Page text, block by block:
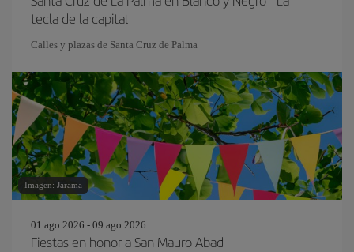
tecla de la capital
Calles y plazas de Santa Cruz de Palma
Imagen: Jarama
01 ago 2026 - 09 ago 2026
Fiestas en honor a San Mauro Abad